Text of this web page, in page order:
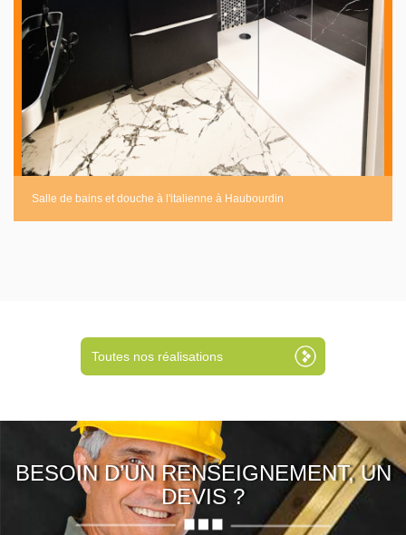
Salle de bains et douche à l'italienne à Haubourdin
Toutes nos réalisations
BESOIN D’UN RENSEIGNEMENT, UN
DEVIS ?